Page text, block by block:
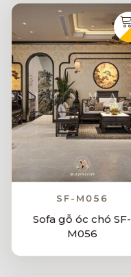
SF-M056
Sofa gỗ óc chó SF-
M056